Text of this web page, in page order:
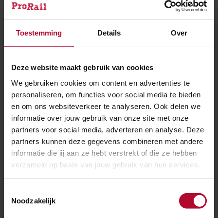
Toestemming Details Over
Deze website maakt gebruik van cookies
We gebruiken cookies om content en advertenties te
personaliseren, om functies voor social media te bieden
en om ons websiteverkeer te analyseren. Ook delen we
informatie over jouw gebruik van onze site met onze
partners voor social media, adverteren en analyse. Deze
partners kunnen deze gegevens combineren met andere
informatie die jij aan ze hebt verstrekt of die ze hebben
verzameld op basis van jouw gebruik van hun services.
Noodzakelijk
Dit gaan we doen
Hieronder wordt uitgelegd wat de wijzigingen zijn en